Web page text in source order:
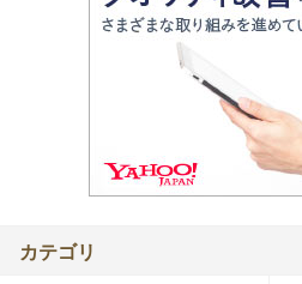
カテゴリ